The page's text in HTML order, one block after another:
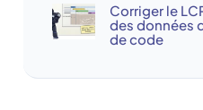
Corriger le
des données
de code